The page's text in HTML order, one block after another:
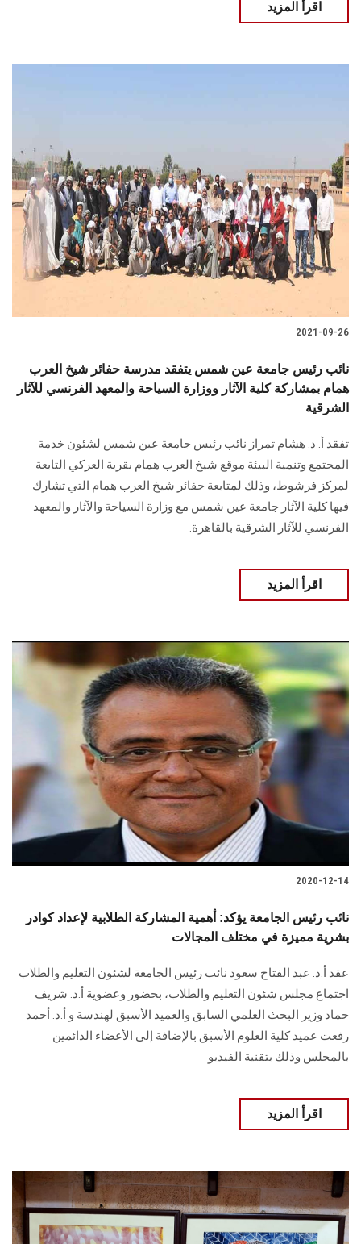
اقرأ المزيد
2021-09-26
نائب رئيس جامعة عين شمس يتفقد مدرسة حفائر شيخ العرب
همام بمشاركة كلية الآثار ووزارة السياحة والمعهد الفرنسي للآثار
الشرقية
تفقد أ. د. هشام تمراز نائب رئيس جامعة عين شمس لشئون خدمة
المجتمع وتنمية البيئة موقع شيخ العرب همام بقرية العركي التابعة
لمركز فرشوط، وذلك لمتابعة حفائر شيخ العرب همام التي تشارك
فيها كلية الآثار جامعة عين شمس مع وزارة السياحة والآثار والمعهد
الفرنسي للآثار الشرقية بالقاهرة.
اقرأ المزيد
2020-12-14
نائب رئيس الجامعة يؤكد: أهمية المشاركة الطلابية لإعداد كوادر
بشرية مميزة في مختلف المجالات
عقد أ.د. عبد الفتاح سعود نائب رئيس الجامعة لشئون التعليم والطلاب
اجتماع مجلس شئون التعليم والطلاب، بحضور وعضوية أ.د. شريف
حماد وزير البحث العلمي السابق والعميد الأسبق لهندسة و أ.د. أحمد
رفعت عميد كلية العلوم الأسبق بالإضافة إلى الأعضاء الدائمين
بالمجلس وذلك بتقنية الفيديو
اقرأ المزيد